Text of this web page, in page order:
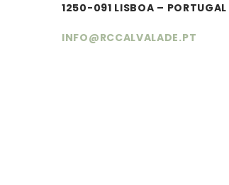
1250-091 LISBOA – PORTUGAL
INFO@RCCALVALADE.PT